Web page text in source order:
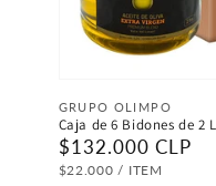
Proveedor:
GRUPO OLIMPO
Caja de 6 Bidones de 2 L
Precio
habitual
$132.000 CLP
PRECIO
$22.000 / POR
ITEM